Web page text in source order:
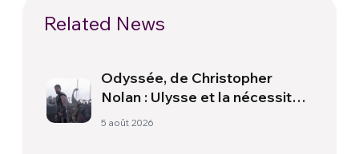
Related News
Odyssée, de Christopher
Nolan : Ulysse et la nécessité
d’une nouvelle aube
5 août 2026